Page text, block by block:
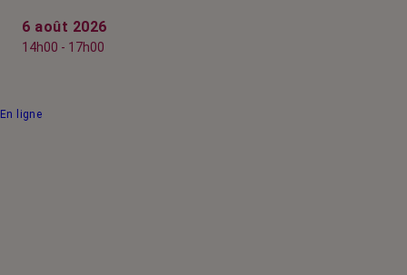
6 août 2026
14h00 - 17h00
En ligne